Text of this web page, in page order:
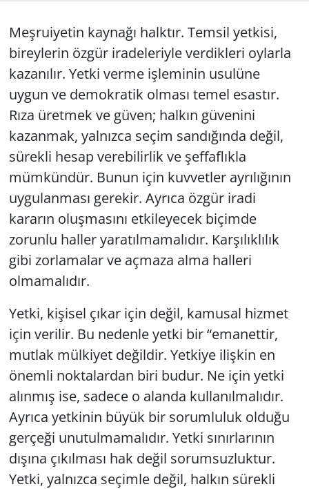
Meşruiyetin kaynağı halktır. Temsil yetkisi,
bireylerin özgür iradeleriyle verdikleri oylarla
kazanılır. Yetki verme işleminin usulüne
uygun ve demokratik olması temel esastır.
Rıza üretmek ve güven; halkın güvenini
kazanmak, yalnızca seçim sandığında değil,
sürekli hesap verebilirlik ve şeffaflıkla
mümkündür. Bunun için kuvvetler ayrılığının
uygulanması gerekir. Ayrıca özgür iradi
kararın oluşmasını etkileyecek biçimde
zorunlu haller yaratılmamalıdır. Karşılıklılık
gibi zorlamalar ve açmaza alma halleri
olmamalıdır.
Yetki, kişisel çıkar için değil, kamusal hizmet
için verilir. Bu nedenle yetki bir “emanettir,
mutlak mülkiyet değildir. Yetkiye ilişkin en
önemli noktalardan biri budur. Ne için yetki
alınmış ise, sadece o alanda kullanılmalıdır.
Ayrıca yetkinin büyük bir sorumluluk olduğu
gerçeği unutulmamalıdır. Yetki sınırlarının
dışına çıkılması hak değil sorumsuzluktur.
Yetki, yalnızca seçimle değil, halkın sürekli
GÜNDEM
HABERDE İNSAN
KÜLTÜR SANAT
MAGAZİN
POLİTİKA
RESMİ İLANLAR
SAĞLIK
SPOR
Yerel